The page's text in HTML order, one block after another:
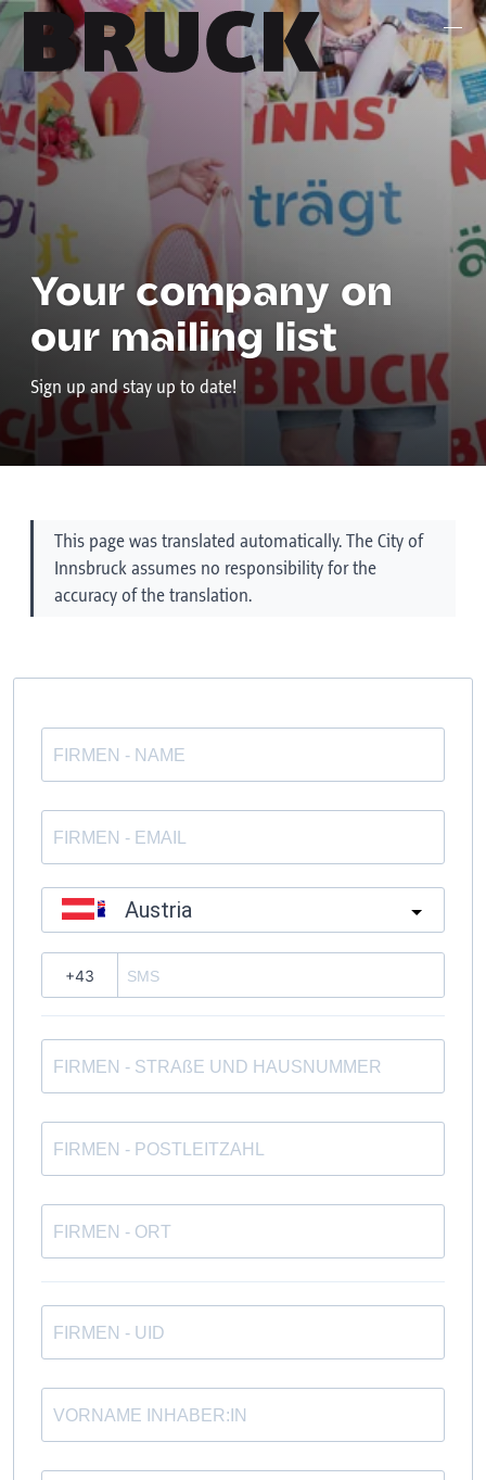
+43 (0) 512 / 56 15 00
office@innsbruckmarketing.at
Mo. – Fr.: 9:00 – 17:00 Uhr
Your company on
our mailing list
Sign up and stay up to date!
This page was translated automatically. The City of
Innsbruck assumes no responsibility for the
accuracy of the translation.
Austria